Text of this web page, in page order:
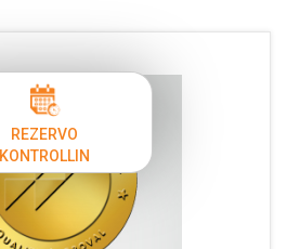
REZERVO
KONTROLLIN